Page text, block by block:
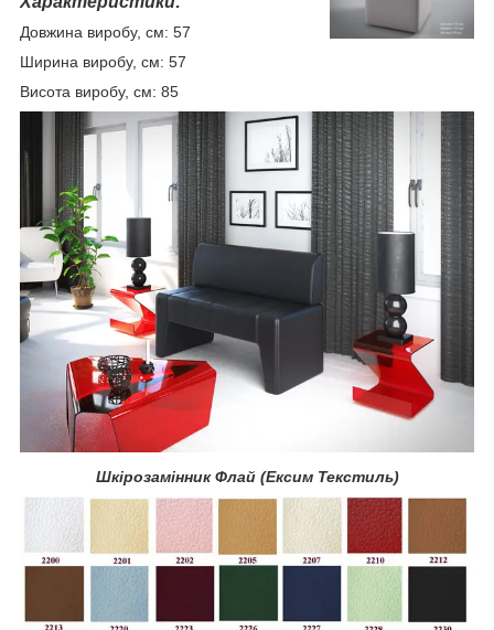
Довжина виробу, см: 57
Ширина виробу, см: 57
Висота виробу, см: 85
Шкірозамінник Флай (Ексим Текстиль)